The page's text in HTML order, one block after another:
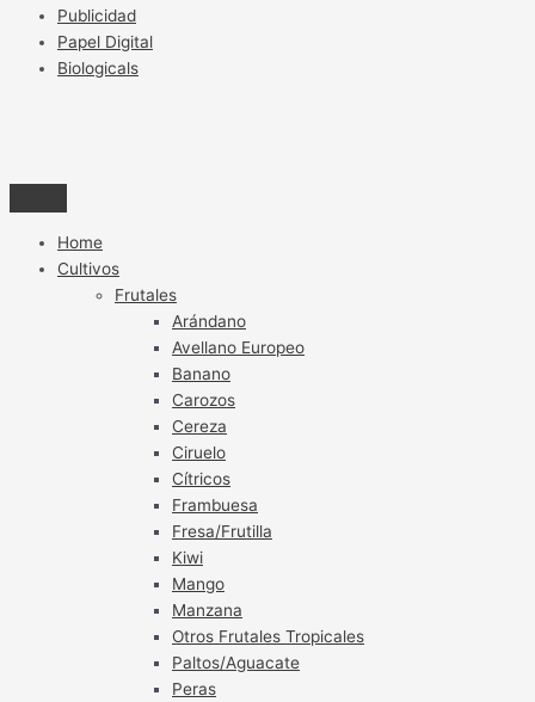
Publicidad
Papel Digital
Biologicals
Home
Cultivos
Frutales
Arándano
Avellano Europeo
Banano
Carozos
Cereza
Ciruelo
Cítricos
Frambuesa
Fresa/Frutilla
Kiwi
Mango
Manzana
Otros Frutales Tropicales
Paltos/Aguacate
Peras